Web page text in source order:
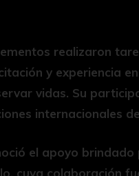
realizaron
y experiencia
vidas. Su
internacionales
el apoyo brindado
cuya colaboración